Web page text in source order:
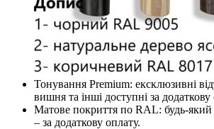
Тонування Premium: ексклюзивні
вишня та інші доступні за додаткову
Матове покриття по RAL: будь-який
– за додаткову оплату.